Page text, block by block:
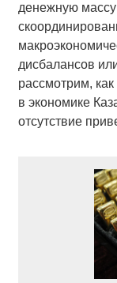
денежную
дисбалансов
рассмотрим,
в экономике
отсутствие